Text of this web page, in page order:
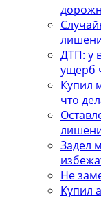
ДТП: у
ущерб
Купил
что
Задел
Не
Купил